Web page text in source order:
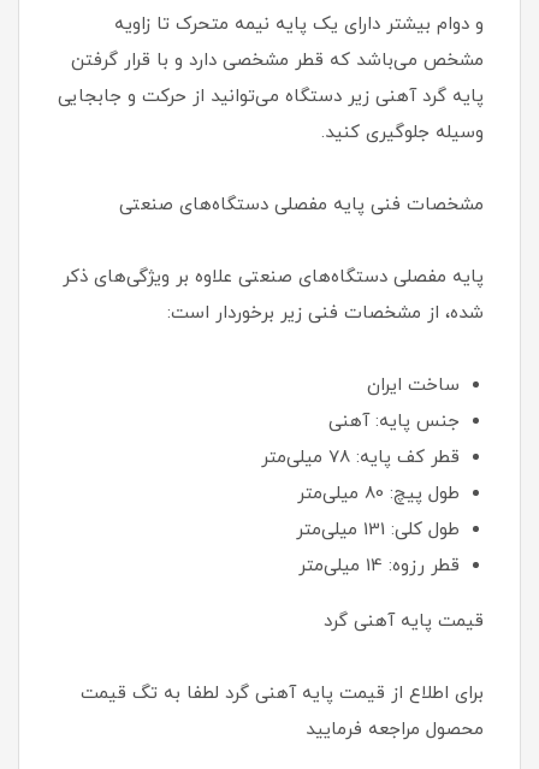
و دوام بیشتر دارای یک پایه نیمه متحرک تا زاویه
مشخص می‌باشد که قطر مشخصی دارد و با قرار گرفتن
پایه گرد آهنی زیر دستگاه می‌توانید از حرکت و جابجایی
وسیله جلوگیری کنید.
مشخصات فنی پایه مفصلی دستگاه‌های صنعتی
پایه مفصلی دستگاه‌های صنعتی علاوه بر ویژگی‌های ذکر
شده، از مشخصات فنی زیر برخوردار است:
ساخت ایران
جنس پایه: آهنی
قطر کف پایه: 78 میلی‌متر
طول پیچ: 80 میلی‌متر
طول کلی: 131 میلی‌متر
قطر رزوه: 14 میلی‌متر
قیمت پایه آهنی گرد
برای اطلاع از قیمت پایه آهنی گرد لطفا به تگ قیمت
محصول مراجعه فرمایید